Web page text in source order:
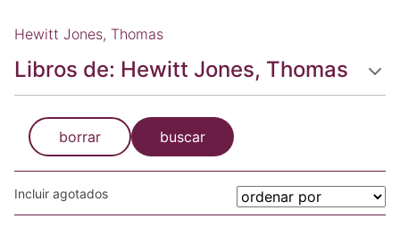
Hewitt Jones, Thomas
Libros de: Hewitt Jones, Thomas
borrar buscar
Incluir agotados